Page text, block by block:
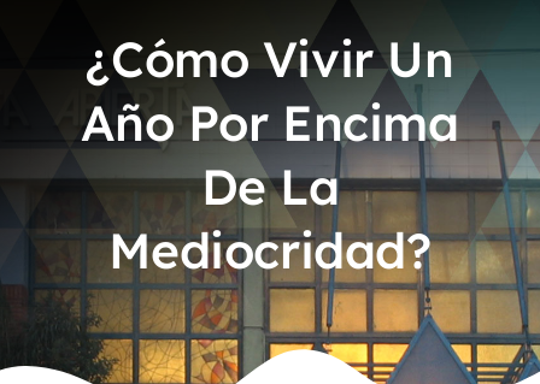
¿Cómo Vivir Un
Año Por Encima
De La
Mediocridad?